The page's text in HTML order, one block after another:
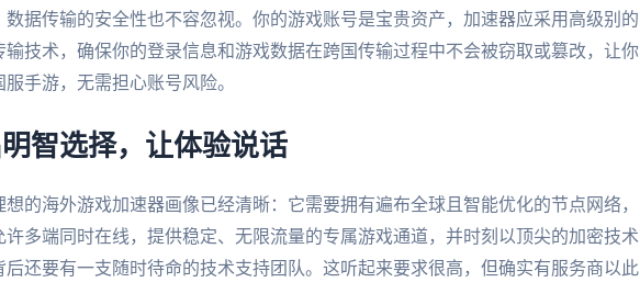
数据传输的安全性也不容忽视。你的游戏账号是宝贵资产，加速器应采用高级别的
技术，确保你的登录信息和游戏数据在跨国传输过程中不会被窃取或篡改，让你
手游，无需担心账号风险。
智选择，让体验说话
的海外游戏加速器画像已经清晰：它需要拥有遍布全球且智能优化的节点网络，
许多端同时在线，提供稳定、无限流量的专属游戏通道，并时刻以顶尖的加密技术
后还要有一支随时待命的技术支持团队。这听起来要求很高，但确实有服务商以此